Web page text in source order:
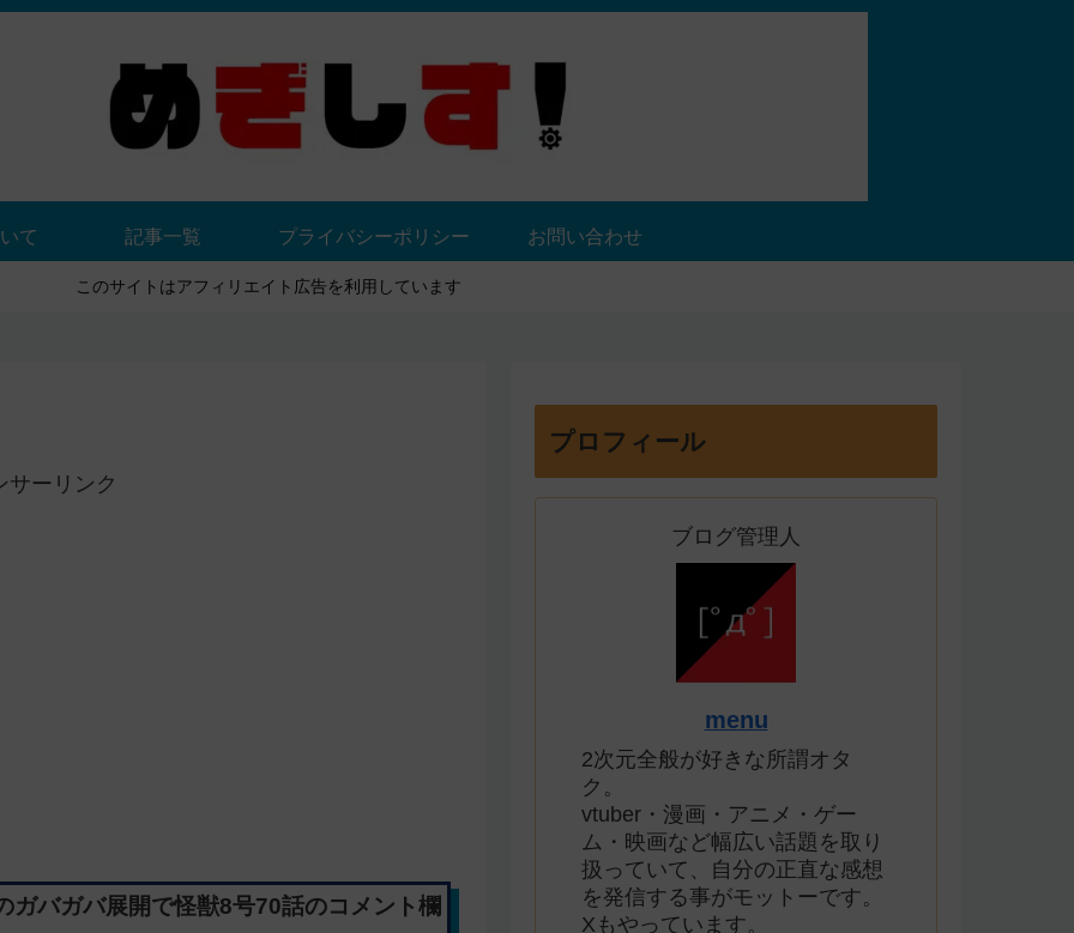
て 記事一覧 プライバシーポリシー お問い合わせ
このサイトはアフィリエイト広告を利用しています
サーリンク
ガバガバ展開で怪獣8号70話のコメント欄
プロフィール
ブログ管理人
menu
2次元全般が好きな所謂オタ
ク。
vtuber・漫画・アニメ・ゲー
ム・映画など幅広い話題を取り
扱っていて、自分の正直な感想
を発信する事がモットーです。
Xもやっています。